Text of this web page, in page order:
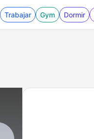
Trabajar Gym Dormir